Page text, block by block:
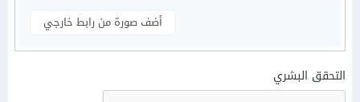
أضف صورة من رابط خارجي
التحقق البشري